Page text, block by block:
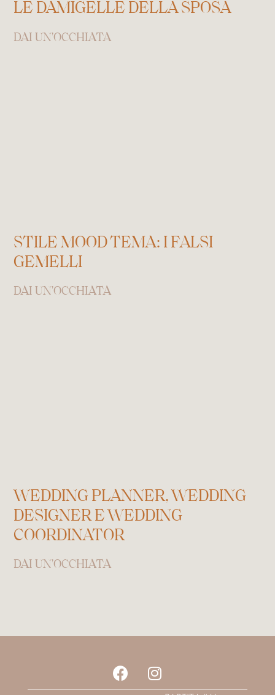
LE DAMIGELLE DELLA SPOSA
DAI UN'OCCHIATA
STILE MOOD TEMA: I FALSI
GEMELLI
DAI UN'OCCHIATA
WEDDING PLANNER, WEDDING
DESIGNER E WEDDING
COORDINATOR
DAI UN'OCCHIATA